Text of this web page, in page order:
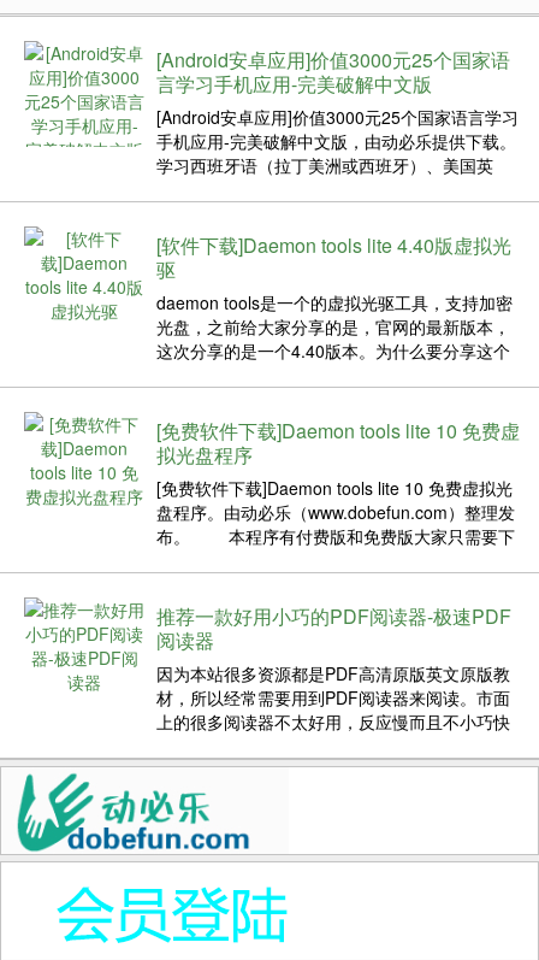
[Android安卓应用]价值3000元25个国家语
言学习手机应用-完美破解中文版
[Android安卓应用]价值3000元25个国家语言学习
手机应用-完美破解中文版，由动必乐提供下载。
学习西班牙语（拉丁美洲或西班牙）、美国英
加禄语）、希腊语、希伯来语、印地语、爱尔兰
语、日语、...
[软件下载]Daemon tools lite 4.40版虚拟光
驱
daemon tools是一个的虚拟光驱工具，支持加密
光盘，之前给大家分享的是，官网的最新版本，
这次分享的是一个4.40版本。为什么要分享这个
[免费软件下载]Daemon tools lite 10 免费虚
拟光盘程序
[免费软件下载]Daemon tools lite 10 免费虚拟光
盘程序。由动必乐（www.dobefun.com）整理发
布。 本程序有付费版和免费版大家只需要下
能够使用...
推荐一款好用小巧的PDF阅读器-极速PDF
阅读器
因为本站很多资源都是PDF高清原版英文原版教
材，所以经常需要用到PDF阅读器来阅读。市面
上的很多阅读器不太好用，反应慢而且不小巧快
PDF阅读软件，这个软件可以用于电脑，和手机
阅读。 这款软件的特点是： 小巧快速 体积小、
占内存极小、瞬间启...